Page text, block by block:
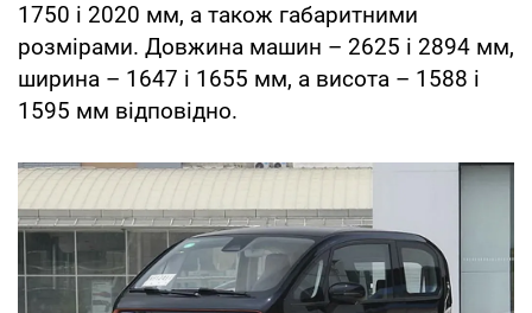
1750 і 2020 мм, а також габаритними
розмірами. Довжина машин – 2625 і 2894 мм,
ширина – 1647 і 1655 мм, а висота – 1588 і
1595 мм відповідно.